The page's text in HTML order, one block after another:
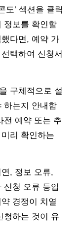
도’ 섹션을 클릭
정보를 확인할
다면, 예약 가
택하여 신청서
구체적으로 설
하는지 안내합
전 예약 또는 추
리 확인하는
, 정보 오류,
신청 오류 등입
경쟁이 치열
청하는 것이 유